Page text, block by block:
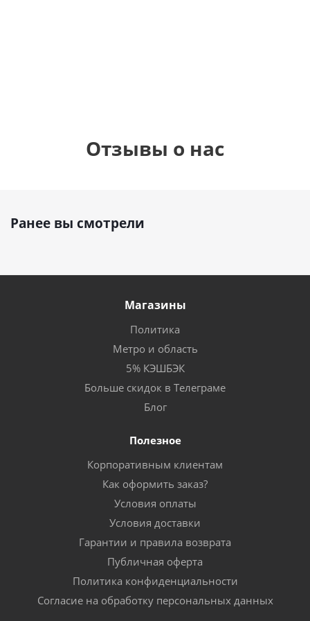
Отзывы о нас
Ранее вы смотрели
Магазины
Политика
Метро и область
5% КЭШБЭК
Больше скидок в Телеграме
Блог
Полезное
Корпоративным клиентам
Как оформить заказ?
Условия оплаты
Условия доставки
Гарантии и правила возврата
Публичная оферта
Политика конфиденциальности
Согласие на обработку персональных данных